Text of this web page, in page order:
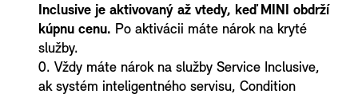
Inclusive je aktivovaný až vtedy, keď MINI obdrží
kúpnu cenu. Po aktivácii máte nárok na kryté
služby.
Vždy máte nárok na služby Service Inclusive,
ak systém inteligentného servisu, Condition